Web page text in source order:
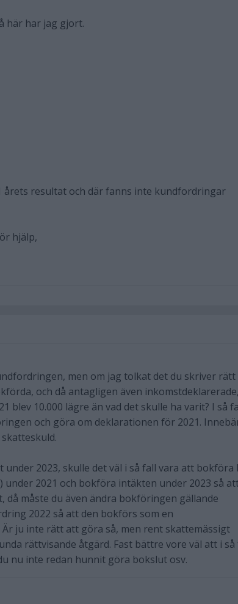
här har jag gjort.
årets resultat och där fanns inte kundfordringar
hjälp,
men om jag tolkat det du skriver rätt
och då antagligen även
blev 10.000 lägre än vad det skulle ha varit? I så
och göra om deklarationen för 2021.
2023, skulle det väl i så fall vara att bokföra
2021 och bokföra intäkten under 2023 så
då måste du även ändra bokföringen gällande
2022 så att den bokförs som en
ju inte rätt att göra så, men rent skattemässigt
rättvisande åtgärd. Fast bättre vore väl att i så
nu inte redan hunnit göra bokslut osv.